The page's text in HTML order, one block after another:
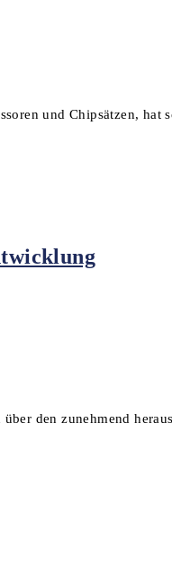
und Chipsätzen, hat
den zunehmend